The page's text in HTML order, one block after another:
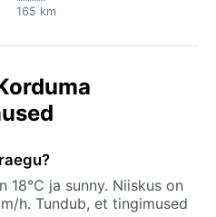
165 km
18°C ja sunny. Niiskus on
h. Tundub, et tingimused